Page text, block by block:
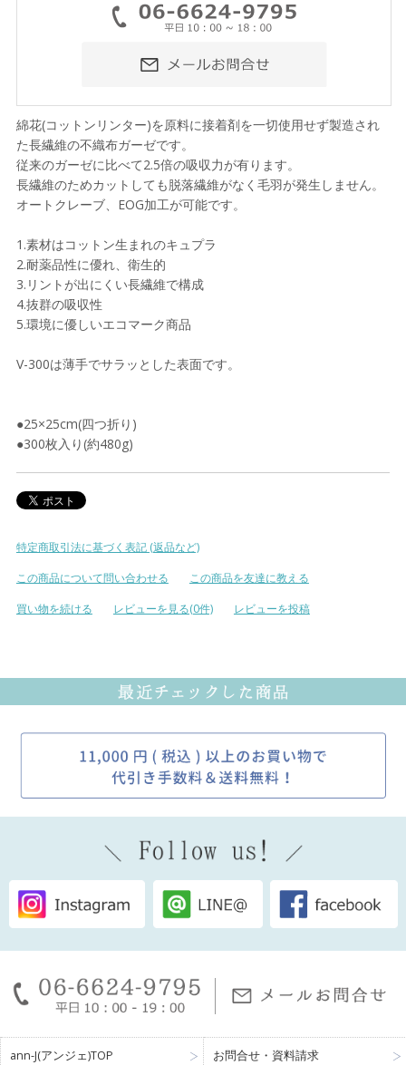
綿花(コットンリンター)を原料に接着剤を一切使用せず製造され
た長繊維の不織布ガーゼです。
従来のガーゼに比べて2.5倍の吸収力が有ります。
長繊維のためカットしても脱落繊維がなく毛羽が発生しません。
オートクレーブ、EOG加工が可能です。
1.素材はコットン生まれのキュプラ
2.耐薬品性に優れ、衛生的
3.リントが出にくい長繊維で構成
4.抜群の吸収性
5.環境に優しいエコマーク商品
V-300は薄手でサラッとした表面です。
●25×25cm(四つ折り)
●300枚入り(約480g)
特定商取引法に基づく表記 (返品など)
この商品について問い合わせる
この商品を友達に教える
買い物を続ける
レビューを見る(0件) レビューを投稿
ann-J(アンジェ)TOP お問合せ・資料請求